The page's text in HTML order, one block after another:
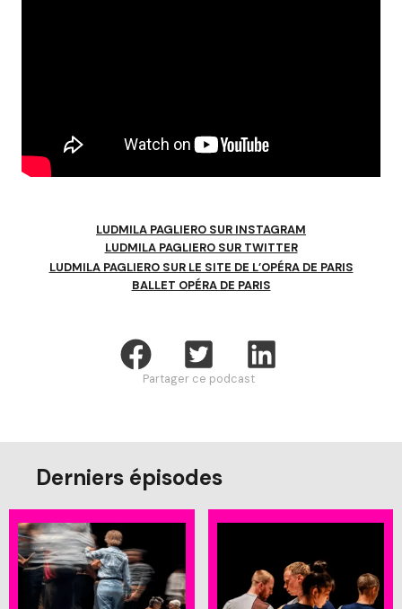
LUDMILA PAGLIERO SUR INSTAGRAM
LUDMILA PAGLIERO SUR TWITTER
LUDMILA PAGLIERO SUR LE SITE DE L’OPÉRA DE PARIS
BALLET OPÉRA DE PARIS
Partager ce podcast
Derniers épisodes